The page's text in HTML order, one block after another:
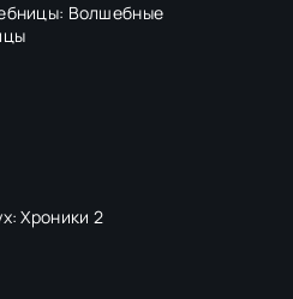
Волшебные
Хроники 2